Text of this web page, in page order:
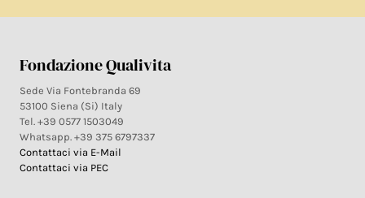
Fondazione Qualivita
Sede Via Fontebranda 69
53100 Siena (Si) Italy
Tel. +39 0577 1503049
Whatsapp. +39 375 6797337
Contattaci via E-Mail
Contattaci via PEC